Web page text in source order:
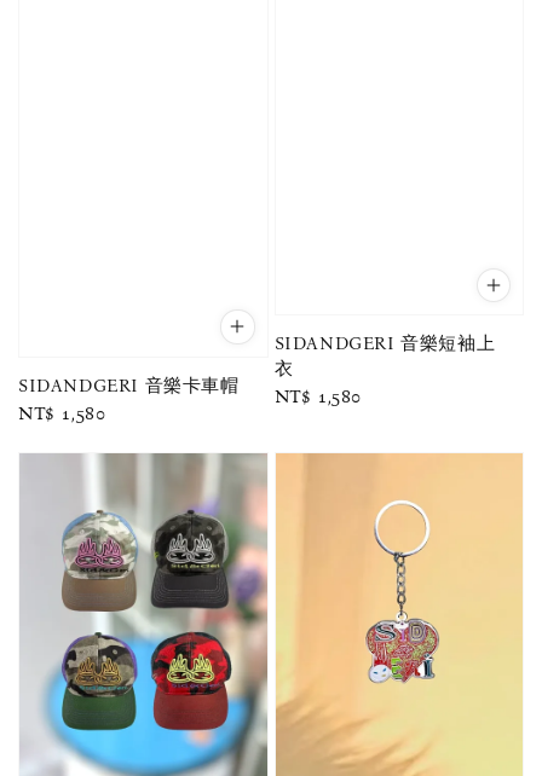
SIDANDGERI 音樂卡車帽
Regular
NT$ 1,580
SIDANDGERI 音樂短袖上
衣
Regular
NT$ 1,580